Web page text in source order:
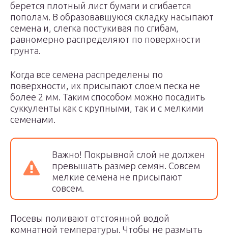
берется плотный лист бумаги и сгибается
пополам. В образовавшуюся складку насыпают
семена и, слегка постукивая по сгибам,
равномерно распределяют по поверхности
грунта.
Когда все семена распределены по
поверхности, их присыпают слоем песка не
более 2 мм. Таким способом можно посадить
суккуленты как с крупными, так и с мелкими
семенами.
Важно! Покрывной слой не должен
превышать размер семян. Совсем
мелкие семена не присыпают
совсем.
Посевы поливают отстоянной водой
комнатной температуры. Чтобы не размыть